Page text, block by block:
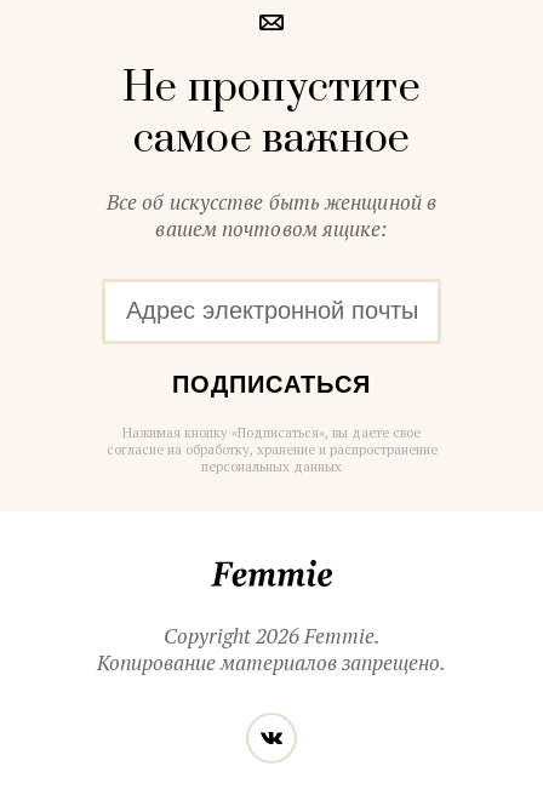
Не пропустите
самое важное
Все об искусстве быть женщиной в
вашем почтовом ящике:
ПОДПИСАТЬСЯ
Нажимая кнопку «Подписаться», вы даете свое
согласие на обработку, хранение и распространение
персональных данных
Copyright 2026 Femmie.
Копирование материалов запрещено.
Читайте
нас
в социальных